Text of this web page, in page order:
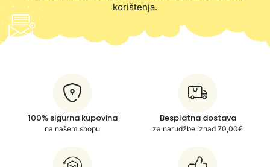
korištenja.
100% sigurna kupovina
na našem shopu
Besplatna dostava
za narudžbe iznad 70,00€